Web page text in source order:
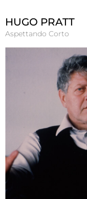
HUGO PRATT
Aspettando Corto